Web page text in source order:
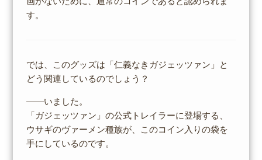
す。
では、このグッズは「仁義なきガジェッツァン」と
どう関連しているのでしょう？
――いました。
「ガジェッツァン」の公式トレイラーに登場する、
ウサギのヴァーメン種族が、このコイン入りの袋を
手にしているのです。